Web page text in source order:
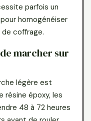
parfois un
homogénéiser
coffrage.
marcher sur
légère est
résine époxy, les
48 à 72 heures